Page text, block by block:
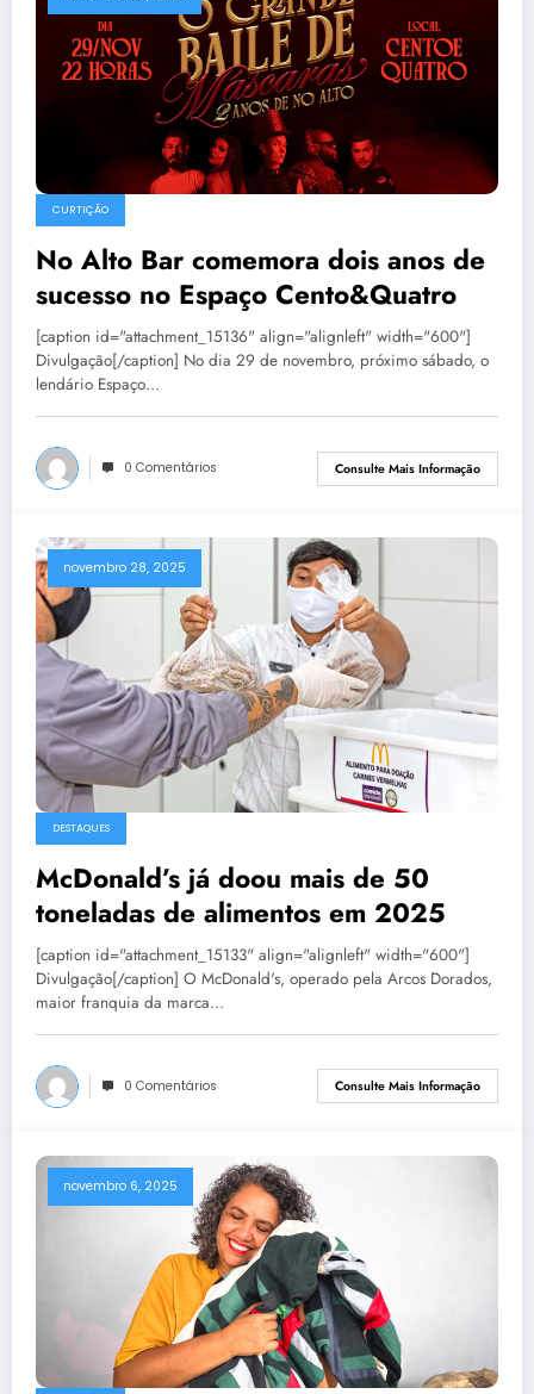
CURTIÇÃO
No Alto Bar comemora dois anos de
sucesso no Espaço Cento&Quatro
[caption id="attachment_15136" align="alignleft" width="600"]
Divulgação[/caption] No dia 29 de novembro, próximo sábado, o
lendário Espaço…
0 Comentários Consulte Mais Informação
novembro 28, 2025
DESTAQUES
McDonald’s já doou mais de 50
toneladas de alimentos em 2025
[caption id="attachment_15133" align="alignleft" width="600"]
Divulgação[/caption] O McDonald's, operado pela Arcos Dorados,
maior franquia da marca…
0 Comentários Consulte Mais Informação
novembro 6, 2025